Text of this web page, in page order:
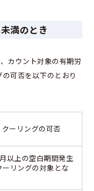
満のとき
カウント対象の有期労
可否を以下のとおり
クーリングの可否
以上の空白期間発生
ーリングの対象とな